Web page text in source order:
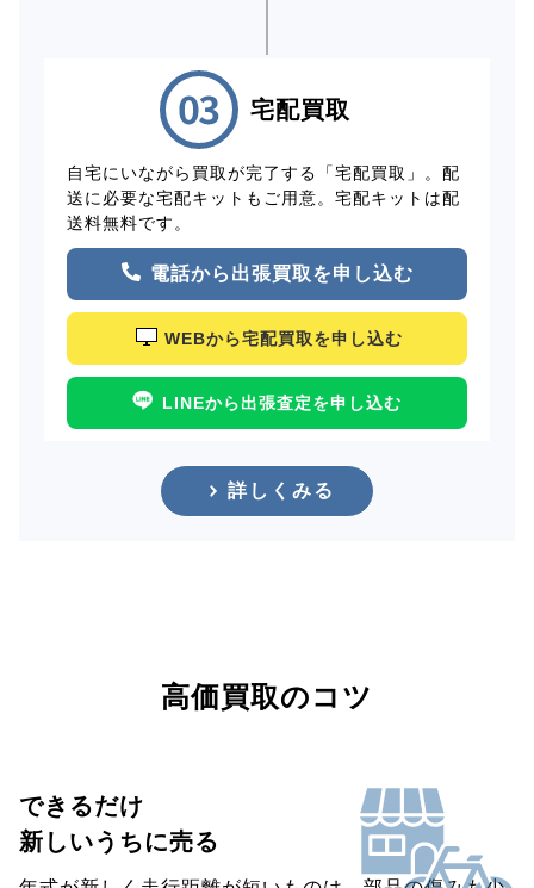
宅配買取
自宅にいながら買取が完了する「宅配買取」。配
送に必要な宅配キットもご用意。宅配キットは配
送料無料です。
電話から出張買取を申し込む
WEBから宅配買取を申し込む
LINEから出張査定を申し込む
詳しくみる
高価買取のコツ
できるだけ
新しいうちに売る